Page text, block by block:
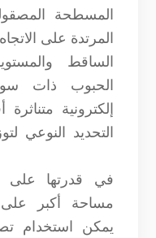
المسطحة
المرتدة على
الساقط
الحبوب ذات
إلكترونية
التحديد النوعي
مساحة أكبر